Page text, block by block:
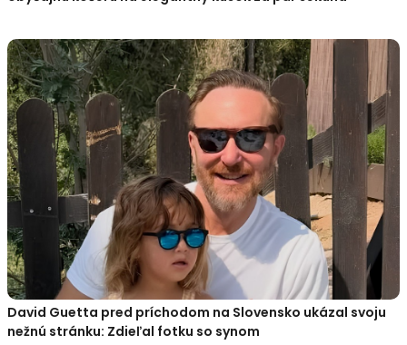
David Guetta pred príchodom na Slovensko ukázal svoju
nežnú stránku: Zdieľal fotku so synom